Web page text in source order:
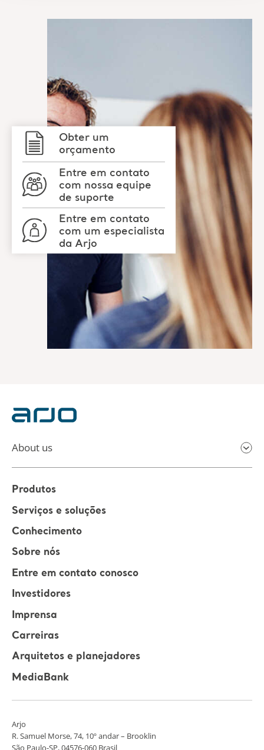
Obter um
orçamento
Entre em contato
com nossa equipe
de suporte
Entre em contato
com um especialista
da Arjo
About us
Produtos
Serviços e soluções
Conhecimento
Sobre nós
Entre em contato conosco
Investidores
Imprensa
Carreiras
Arquitetos e planejadores
MediaBank
Arjo
R. Samuel Morse, 74, 10º andar – Brooklin
São Paulo-SP, 04576-060 Brasil